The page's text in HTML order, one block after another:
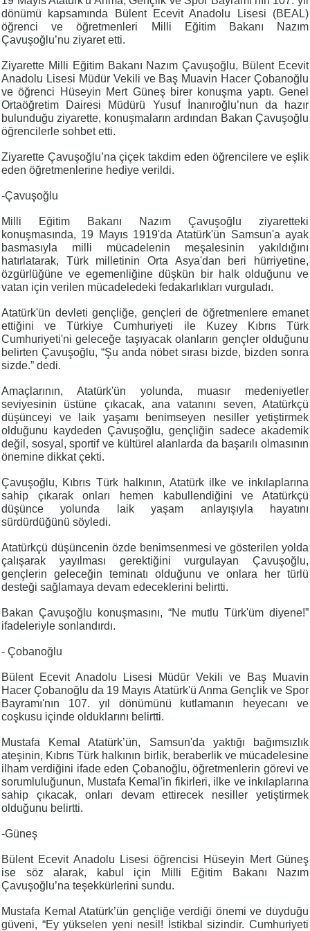
dönümü kapsamında Bülent Ecevit Anadolu Lisesi (BEAL)
öğrenci ve öğretmenleri Milli Eğitim Bakanı Nazım
Çavuşoğlu’nu ziyaret etti.
Ziyarette Milli Eğitim Bakanı Nazım Çavuşoğlu, Bülent Ecevit
Anadolu Lisesi Müdür Vekili ve Baş Muavin Hacer Çobanoğlu
ve öğrenci Hüseyin Mert Güneş birer konuşma yaptı. Genel
Ortaöğretim Dairesi Müdürü Yusuf İnanıroğlu’nun da hazır
bulunduğu ziyarette, konuşmaların ardından Bakan Çavuşoğlu
öğrencilerle sohbet etti.
Ziyarette Çavuşoğlu’na çiçek takdim eden öğrencilere ve eşlik
eden öğretmenlerine hediye verildi.
-Çavuşoğlu
Milli Eğitim Bakanı Nazım Çavuşoğlu ziyaretteki
konuşmasında, 19 Mayıs 1919'da Atatürk'ün Samsun'a ayak
basmasıyla milli mücadelenin meşalesinin yakıldığını
hatırlatarak, Türk milletinin Orta Asya'dan beri hürriyetine,
özgürlüğüne ve egemenliğine düşkün bir halk olduğunu ve
vatan için verilen mücadeledeki fedakarlıkları vurguladı.
Atatürk'ün devleti gençliğe, gençleri de öğretmenlere emanet
ettiğini ve Türkiye Cumhuriyeti ile Kuzey Kıbrıs Türk
Cumhuriyeti'ni geleceğe taşıyacak olanların gençler olduğunu
belirten Çavuşoğlu, “Şu anda nöbet sırası bizde, bizden sonra
sizde.” dedi.
Amaçlarının, Atatürk'ün yolunda, muasır medeniyetler
seviyesinin üstüne çıkacak, ana vatanını seven, Atatürkçü
düşünceyi ve laik yaşamı benimseyen nesiller yetiştirmek
olduğunu kaydeden Çavuşoğlu, gençliğin sadece akademik
değil, sosyal, sportif ve kültürel alanlarda da başarılı olmasının
önemine dikkat çekti.
Çavuşoğlu, Kıbrıs Türk halkının, Atatürk ilke ve inkılaplarına
sahip çıkarak onları hemen kabullendiğini ve Atatürkçü
düşünce yolunda laik yaşam anlayışıyla hayatını
sürdürdüğünü söyledi.
Atatürkçü düşüncenin özde benimsenmesi ve gösterilen yolda
çalışarak yayılması gerektiğini vurgulayan Çavuşoğlu,
gençlerin geleceğin teminatı olduğunu ve onlara her türlü
desteği sağlamaya devam edeceklerini belirtti.
Bakan Çavuşoğlu konuşmasını, “Ne mutlu Türk'üm diyene!”
ifadeleriyle sonlandırdı.
- Çobanoğlu
Bülent Ecevit Anadolu Lisesi Müdür Vekili ve Baş Muavin
Hacer Çobanoğlu da 19 Mayıs Atatürk'ü Anma Gençlik ve Spor
Bayramı'nın 107. yıl dönümünü kutlamanın heyecanı ve
coşkusu içinde olduklarını belirtti.
Mustafa Kemal Atatürk’ün, Samsun'da yaktığı bağımsızlık
ateşinin, Kıbrıs Türk halkının birlik, beraberlik ve mücadelesine
ilham verdiğini ifade eden Çobanoğlu, öğretmenlerin görevi ve
sorumluluğunun, Mustafa Kemal'in fikirleri, ilke ve inkılaplarına
sahip çıkacak, onları devam ettirecek nesiller yetiştirmek
olduğunu belirtti.
-Güneş
Bülent Ecevit Anadolu Lisesi öğrencisi Hüseyin Mert Güneş
ise söz alarak, kabul için Milli Eğitim Bakanı Nazım
Çavuşoğlu’na teşekkürlerini sundu.
Mustafa Kemal Atatürk’ün gençliğe verdiği önemi ve duyduğu
güveni, “Ey yükselen yeni nesil! İstikbal sizindir. Cumhuriyeti